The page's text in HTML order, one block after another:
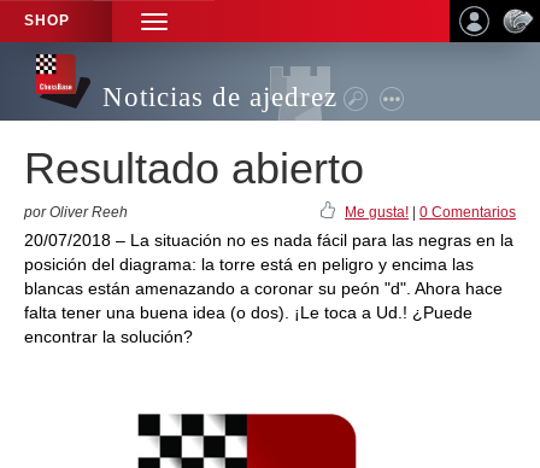
SHOP
TOGGLE
NAVIGATION
Noticias de ajedrez
Resultado abierto
por Oliver Reeh Me gusta! 0 Comentarios
20/07/2018 – La situación no es nada fácil para las negras en la
posición del diagrama: la torre está en peligro y encima las
blancas están amenazando a coronar su peón "d". Ahora hace
falta tener una buena idea (o dos). ¡Le toca a Ud.! ¿Puede
encontrar la solución?